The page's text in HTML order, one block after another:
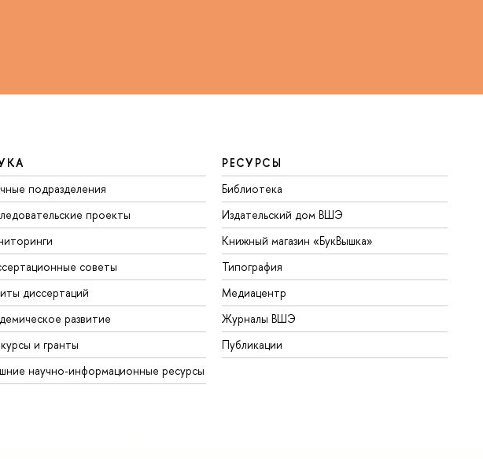
подразделения
проекты
советы
диссертаций
развитие
и гранты
научно-информационные ресурсы
РЕСУРСЫ
Библиотека
Издательский дом ВШЭ
Книжный магазин «БукВышка»
Типография
Медиацентр
Журналы ВШЭ
Публикации